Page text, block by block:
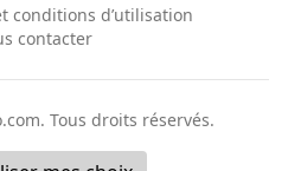
conditions d’utilisation
contacter
. Tous droits réservés.